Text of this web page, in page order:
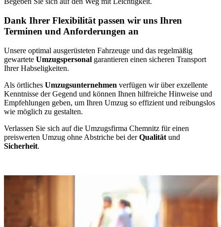
Dank Ihrer Flexibilität passen wir uns Ihren
Terminen und Anforderungen an
Unsere optimal ausgerüsteten Fahrzeuge und das regelmäßig
gewartete Umzugspersonal garantieren einen sicheren Transport
Ihrer Habseligkeiten.
Als örtliches Umzugsunternehmen verfügen wir über exzellente
Kenntnisse der Gegend und können Ihnen hilfreiche Hinweise und
Empfehlungen geben, um Ihren Umzug so effizient und reibungslos
wie möglich zu gestalten.
Verlassen Sie sich auf die Umzugsfirma Chemnitz für einen
preiswerten Umzug ohne Abstriche bei derQualität und
Sicherheit.